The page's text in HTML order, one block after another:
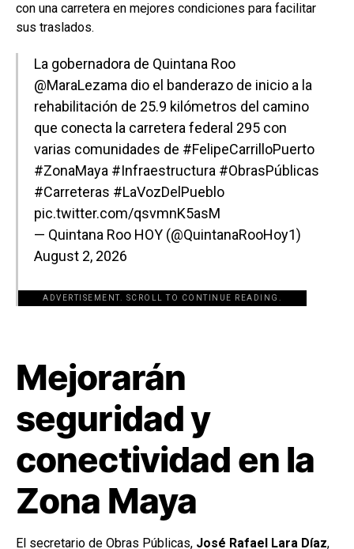
con una carretera en mejores condiciones para facilitar
sus traslados.
La gobernadora de Quintana Roo
@MaraLezama dio el banderazo de inicio a la
rehabilitación de 25.9 kilómetros del camino
que conecta la carretera federal 295 con
varias comunidades de #FelipeCarrilloPuerto
#ZonaMaya #Infraestructura #ObrasPúblicas
#Carreteras #LaVozDelPueblo
pic.twitter.com/qsvmnK5asM
— Quintana Roo HOY (@QuintanaRooHoy1)
August 2, 2026
ADVERTISEMENT. SCROLL TO CONTINUE READING.
[adsforwp id="243463"]
Mejorarán
seguridad y
conectividad en la
Zona Maya
El secretario de Obras Públicas, José Rafael Lara Díaz,